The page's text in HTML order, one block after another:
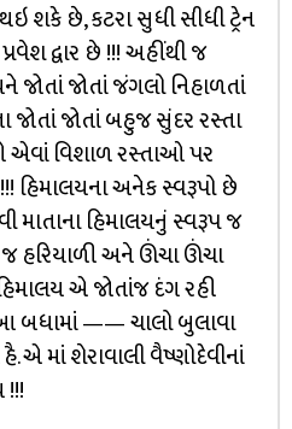
શકે છે, કટરા સુધી સીધી ટ્રેન
દ્વાર છે !!! અહીંથી જ
જોતાં જોતાં જંગલો નિહાળતાં
જોતાં જોતાં બહુજ સુંદર રસ્તા
એવાં વિશાળ રસ્તાઓ પર
હિમાલયના અનેક સ્વરૂપો છે
હિમાલયનું સ્વરૂપ જ
જ હરિયાળી અને ઊંચા ઊંચા
એ જોતાંજ દંગ રહી
—— ચાલો બુલાવા
એ માં શેરાવાલી વૈષ્ણોદેવીનાં